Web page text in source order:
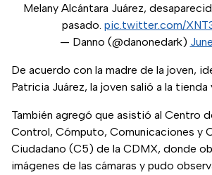
Melany Alcántara Juárez,
pasado. pic.twitter.com/
— Danno (@danonedark)
De acuerdo con la madre de la joven,
Patricia Juárez, la joven salió a la tienda
También agregó que asistió al Centro
Control, Cómputo, Comunicaciones y
Ciudadano (C5) de la CDMX, donde
imágenes de las cámaras y pudo